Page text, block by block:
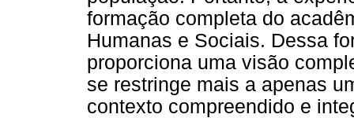
formação completa do
Humanas e Sociais. Dessa
proporciona uma visão
se restringe mais a apenas
contexto compreendido e